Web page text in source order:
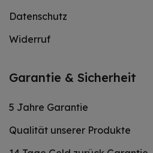
Datenschutz
Widerruf
Garantie & Sicherheit
5 Jahre Garantie
Qualität unserer Produkte